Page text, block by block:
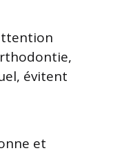
évitent
et